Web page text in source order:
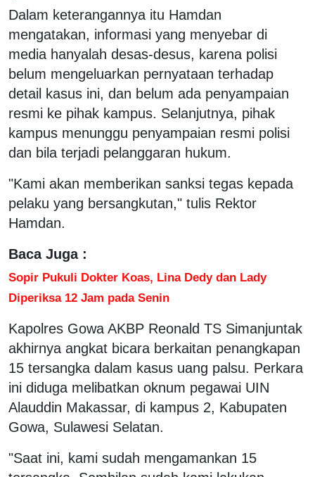
Dalam keterangannya itu Hamdan
mengatakan, informasi yang menyebar di
media hanyalah desas-desus, karena polisi
belum mengeluarkan pernyataan terhadap
detail kasus ini, dan belum ada penyampaian
resmi ke pihak kampus. Selanjutnya, pihak
kampus menunggu penyampaian resmi polisi
dan bila terjadi pelanggaran hukum.
"Kami akan memberikan sanksi tegas kepada
pelaku yang bersangkutan," tulis Rektor
Hamdan.
Baca Juga :
Sopir Pukuli Dokter Koas, Lina Dedy dan Lady
Diperiksa 12 Jam pada Senin
Kapolres Gowa AKBP Reonald TS Simanjuntak
akhirnya angkat bicara berkaitan penangkapan
15 tersangka dalam kasus uang palsu. Perkara
ini diduga melibatkan oknum pegawai UIN
Alauddin Makassar, di kampus 2, Kabupaten
Gowa, Sulawesi Selatan.
"Saat ini, kami sudah mengamankan 15